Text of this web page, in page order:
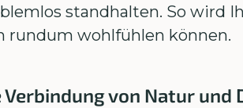
standhalten. So wird
rundum wohlfühlen können.
Verbindung von Natur